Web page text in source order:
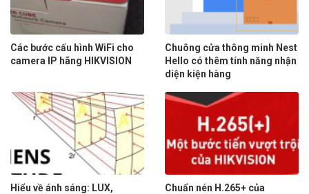
Các bước cấu hình WiFi cho
camera IP hãng HIKVISION
Chuông cửa thông minh Nest
Hello có thêm tính năng nhận
diện kiện hàng
Hiểu về ánh sáng: LUX,
Chuẩn nén H.265+ của